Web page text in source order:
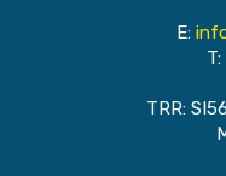
E:
T:
TRR: